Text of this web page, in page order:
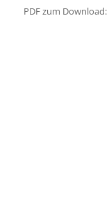
PDF zum Download: